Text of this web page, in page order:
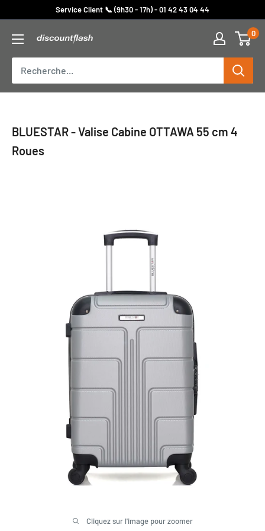
contenu
Service Client 📞 (9h30 - 17h) - 01 42 43 04 44
Discount
Flash
0
BLUESTAR - Valise Cabine OTTAWA 55 cm 4
Roues
Cliquez sur l'image pour zoomer